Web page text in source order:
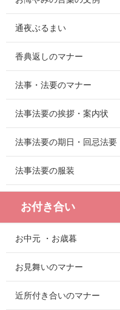
通夜ぶるまい
香典返しのマナー
法事・法要のマナー
法事法要の挨拶・案内状
法事法要の期日・回忌法要
法事法要の服装
お付き合い
お中元 ・お歳暮
お見舞いのマナー
近所付き合いのマナー